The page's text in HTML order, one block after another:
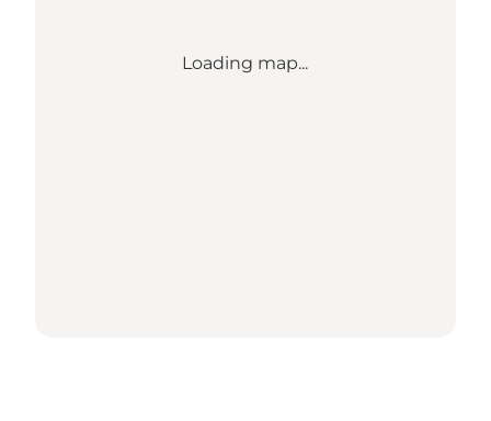
Loading map...